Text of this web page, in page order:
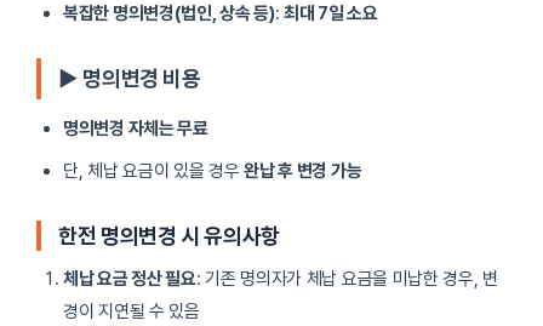
복잡한 명의변경(법인, 상속 등):최대 7일 소요
▶ 명의변경 비용
명의변경 자체는 무료
단, 체납 요금이 있을 경우완납 후 변경 가능
한전 명의변경 시 유의사항
체납 요금 정산 필요: 기존 명의자가 체납 요금을 미납한 경우, 변
경이 지연될 수 있음